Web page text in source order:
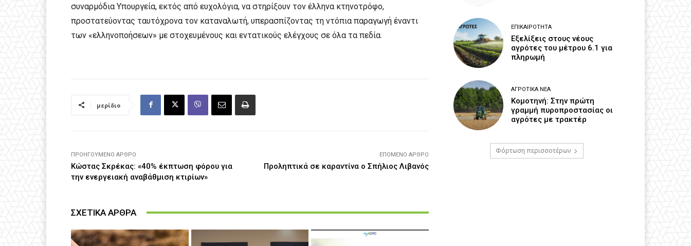
συναρμόδια Υπουργεία, εκτός από ευχολόγια, να στηρίξουν τον έλληνα κτηνοτρόφο,
προστατεύοντας ταυτόχρονα τον καταναλωτή, υπερασπίζοντας τη ντόπια παραγωγή έναντι
των «ελληνοποήσεων» με στοχευμένους και εντατικούς ελέγχους σε όλα τα πεδία.
μερίδιο
ΠΡΟΗΓΟΎΜΕΝΟ ΆΡΘΡΟ
Κώστας Σκρέκας: «40% έκπτωση φόρου για
την ενεργειακή αναβάθμιση κτιρίων»
ΕΠΌΜΕΝΟ ΆΡΘΡΟ
Προληπτικά σε καραντίνα ο Σπήλιος Λιβανός
ΣΧΕΤΙΚΑ ΑΡΘΡΑ
ΕΠΙΚΑΙΡΌΤΗΤΑ
Εξελίξεις στους νέους
αγρότες του μέτρου 6.1 για
πληρωμή
ΑΓΡΟΤΙΚΆ ΝΈΑ
Κομοτηνή: Στην πρώτη
γραμμή πυροπροστασίας οι
αγρότες με τρακτέρ
Φόρτωση περισσοτέρων